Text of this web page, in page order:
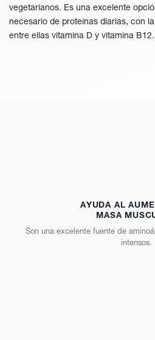
vegetarianos. Es una excelente
necesario de proteínas diarias, con
entre ellas vitamina D y vitamina B12.
AYUDA AL
MASA
Son una excelente fuente de
intensos.